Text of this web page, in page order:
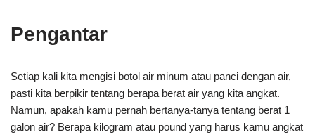
Pengantar
Setiap kali kita mengisi botol air minum atau panci dengan air,
pasti kita berpikir tentang berapa berat air yang kita angkat.
Namun, apakah kamu pernah bertanya-tanya tentang berat 1
galon air? Berapa kilogram atau pound yang harus kamu angkat